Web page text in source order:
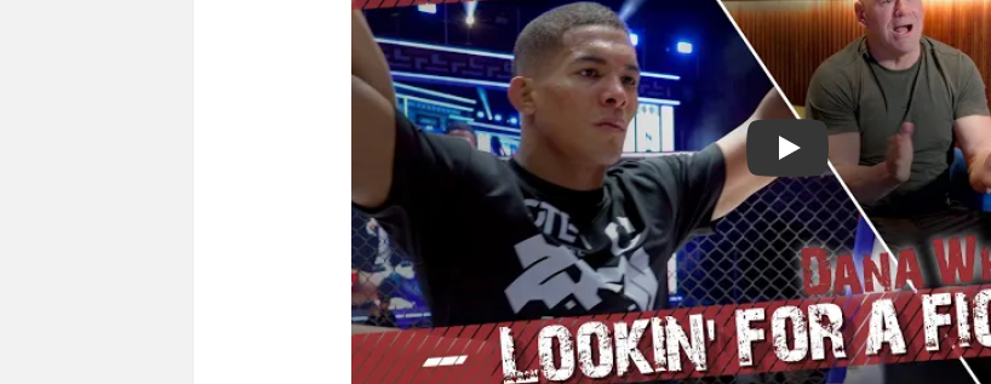
Смотреть видео YouTube